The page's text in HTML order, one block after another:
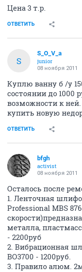
Цена 3 т.р.
ОТВЕТИТЬ
S
S_O_V_a
junior
08 ноября 2011
Куплю ванну б /у
состоянии до 1000
возможности к ней.
купить новую
ОТВЕТИТЬ
bfgh
activist
08 ноября 2011
Осталось после
1. Ленточная
Professional MBS
металла,
- 2200руб
2. Вибрационная
BO3700 - 1200руб.
3. Правило алюм.